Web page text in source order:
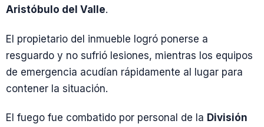
Aristóbulo del Valle.
El propietario del inmueble logró ponerse a
resguardo y no sufrió lesiones, mientras los equipos
de emergencia acudían rápidamente al lugar para
contener la situación.
El fuego fue combatido por personal de la División